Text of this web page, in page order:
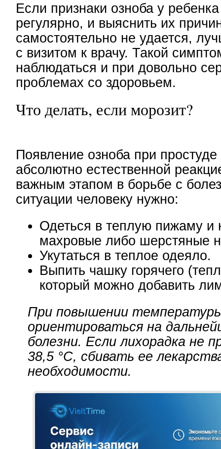
Если признаки озноба у
регулярно, и выяснить их
самостоятельно не удается,
с визитом к врачу. Такой
наблюдаться и при довольно
проблемах со здоровьем.
Что делать, если морозит?
Появление озноба при простуде
абсолютно естественной
важным этапом в борьбе с
ситуации человеку нужно:
Одеться в теплую пижаму и
махровые либо шерстяные
Укутаться в теплое одеяло.
Выпить чашку горячего
который можно добавить
При повышении
ориентироваться на
болезни. Если лихорадка не
38,5 °С, сбивать ее
необходимости.